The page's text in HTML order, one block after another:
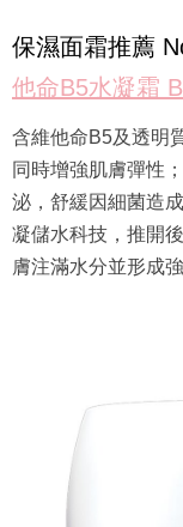
保濕面霜推薦
他命B5水凝霜
含維他命B5及透明
同時增強肌膚彈性
泌，舒緩因細菌造
凝儲水科技，推開
膚注滿水分並形成